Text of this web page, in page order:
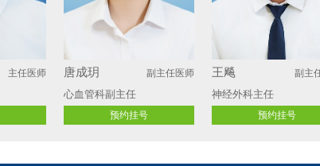
副主任医师 李晓艳 副主任医师
妇科主任
预约挂号
李英 副主
内分泌科
预约挂号